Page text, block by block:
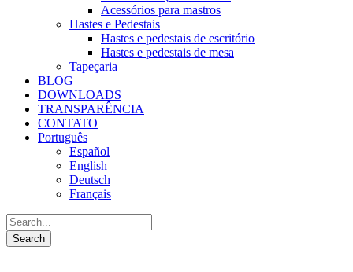
Acessórios para mastros
Hastes e Pedestais
Hastes e pedestais de escritório
Hastes e pedestais de mesa
Tapeçaria
BLOG
DOWNLOADS
TRANSPARÊNCIA
CONTATO
Português
Español
English
Deutsch
Français